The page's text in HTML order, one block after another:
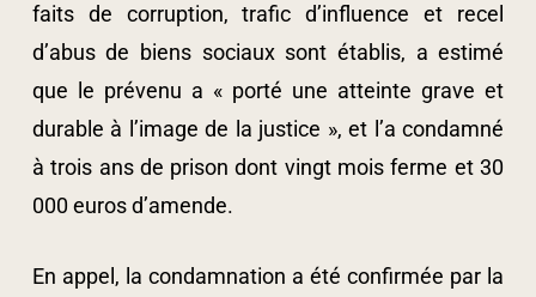
faits de corruption, trafic d’influence et recel
d’abus de biens sociaux sont établis, a estimé
que le prévenu a « porté une atteinte grave et
durable à l’image de la justice », et l’a condamné
à trois ans de prison dont vingt mois ferme et 30
000 euros d’amende.
En appel, la condamnation a été confirmée par la